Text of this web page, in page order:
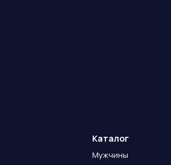
Каталог
Мужчины